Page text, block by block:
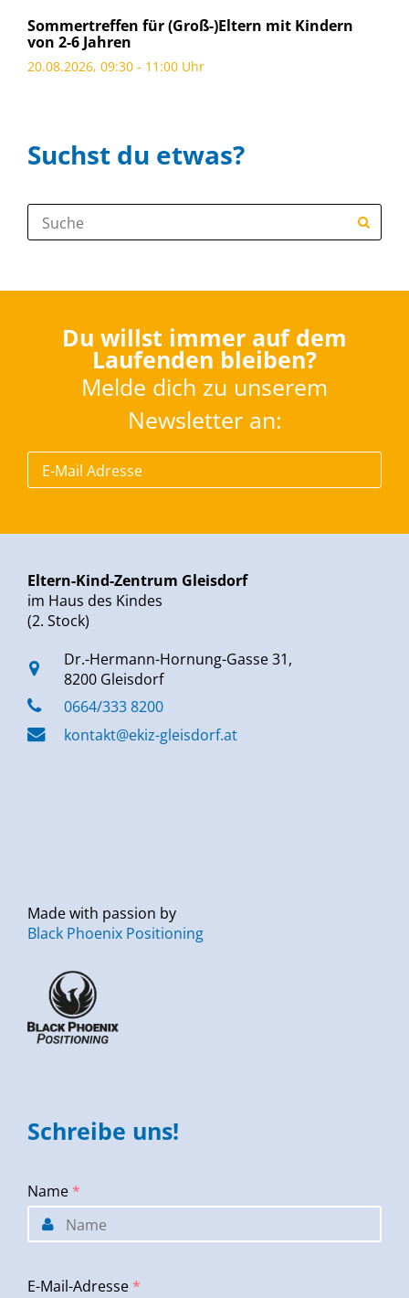
Sommertreffen für (Groß-)Eltern mit Kindern
von 2-6 Jahren
20.08.2026, 09:30 - 11:00 Uhr
Suchst du etwas?
Suche:
Du willst immer auf dem
Laufenden bleiben?
Melde dich zu unserem
Newsletter an:
Eltern-Kind-Zentrum Gleisdorf
im Haus des Kindes
(2. Stock)
Dr.-Hermann-Hornung-Gasse 31,
8200 Gleisdorf
0664/333 8200
kontakt@ekiz-gleisdorf.at
Made with passion by
Black Phoenix Positioning
Schreibe uns!
Name *
E-Mail-Adresse *